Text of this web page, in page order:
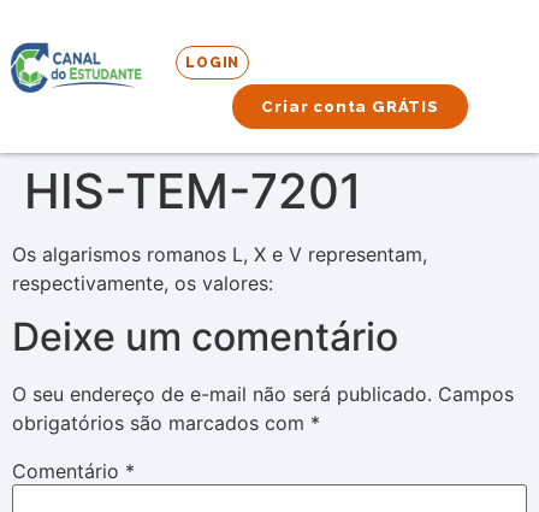
LOGIN
Criar conta GRÁTIS
HIS-TEM-7201
Os algarismos romanos L, X e V representam,
respectivamente, os valores:
Deixe um comentário
O seu endereço de e-mail não será publicado. Campos
obrigatórios são marcados com *
Comentário *